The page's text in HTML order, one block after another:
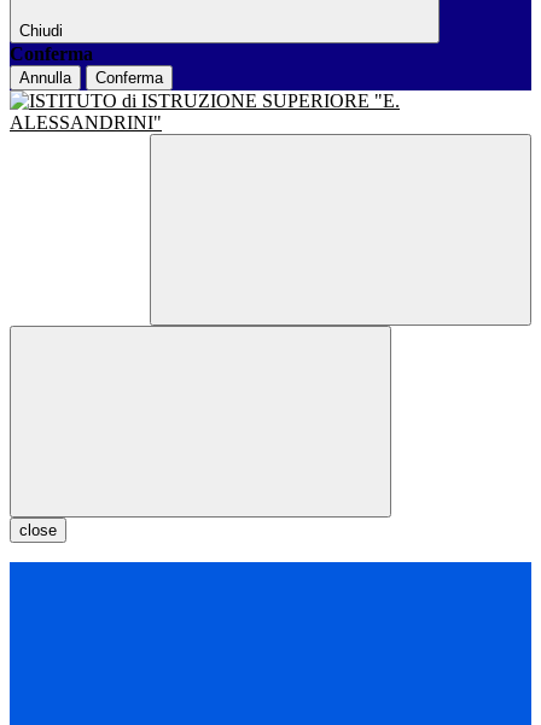
Chiudi
Conferma
Annulla Conferma
close